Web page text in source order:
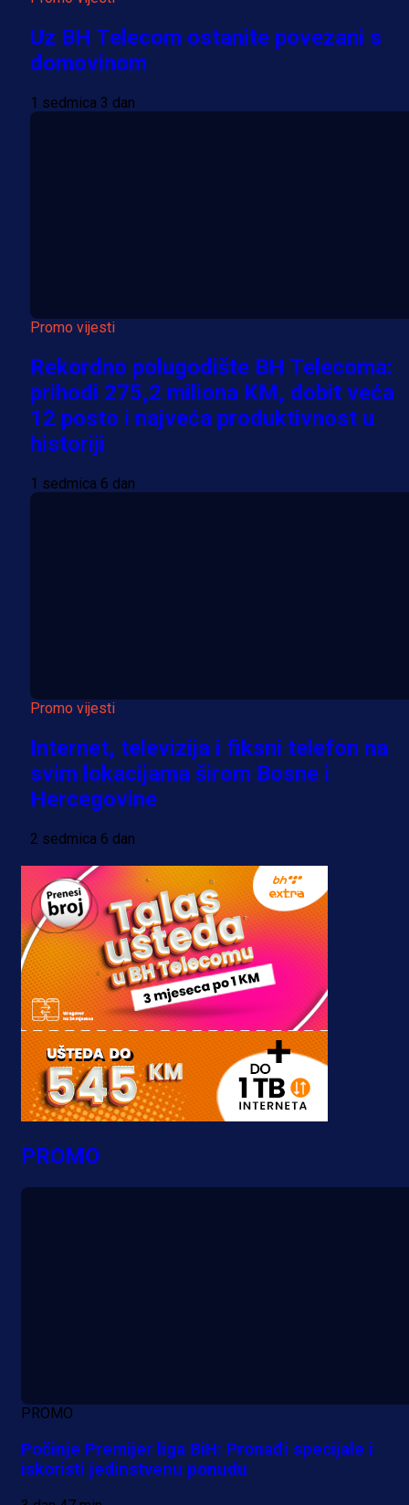
Uz BH Telecom ostanite povezani s
domovinom
1 sedmica 3 dan
Promo vijesti
Rekordno polugodište BH Telecoma:
prihodi 275,2 miliona KM, dobit veća
12 posto i najveća produktivnost u
historiji
1 sedmica 6 dan
Promo vijesti
Internet, televizija i fiksni telefon na
svim lokacijama širom Bosne i
Hercegovine
2 sedmica 6 dan
PROMO
PROMO
Počinje Premijer liga BiH: Pronađi specijale i
iskoristi jedinstvenu ponudu